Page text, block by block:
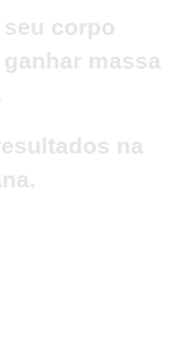
corpo
massa
na